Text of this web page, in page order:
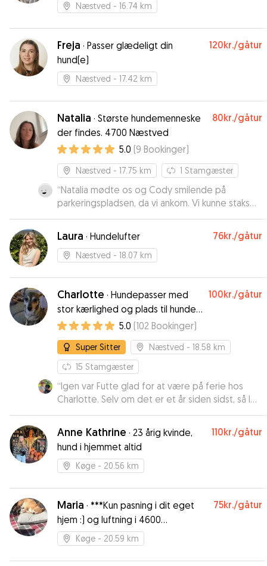
Næstved - 16.74 km
Freja · Passer glædeligt din
hund(e)
120kr./gåtur
Næstved - 17.42 km
Natalia · Største hundemenneske
der findes. 4700 Næstved
80kr./gåtur
5.0 (9 Bookinger)
Næstved - 17.75 km 1 Stamgæster
“Natalia mødte os og Cody smilende på
parkeringspladsen, da vi ankom. Vi kunne staks
se, at hun var glad for hunde, og Cody lod sig
med det samme kæle og fulgte uden tøven
med Natalia. Natalia spurgte også ind til Codys
behov. Vi kan helt sikkert anbefale Natalia. Vi
ferie, så vi kunne lave lidt aktiviteter uden hund.”
Laura · Hundelufter 76kr./gåtur
Næstved - 18.07 km
Charlotte · Hundepasser med
stor kærlighed og plads til hunde,
midt i den sydsjællandske natur
100kr./gåtur
5.0 (102 Bookinger)
Super Sitter Næstved - 18.58 km
15 Stamgæster
“Igen var Futte glad for at være på ferie hos
Charlotte. Selv om det er et år siden sidst, så løb
Futte hen og kradsede på døren.”
Anne Kathrine · 23 årig kvinde,
hund i hjemmet altid
110kr./gåtur
Køge - 20.56 km
Maria · ***Kun pasning i dit eget
hjem :) og luftning i 4600
område.***
75kr./gåtur
Køge - 20.59 km